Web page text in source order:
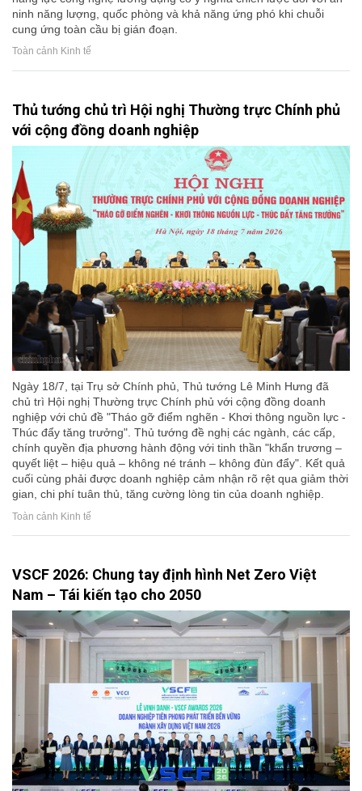
ninh năng lượng, quốc phòng và khả năng ứng phó khi chuỗi
cung ứng toàn cầu bị gián đoạn.
Toàn cảnh Kinh tế
Thủ tướng chủ trì Hội nghị Thường trực Chính phủ
với cộng đồng doanh nghiệp
Ngày 18/7, tại Trụ sở Chính phủ, Thủ tướng Lê Minh Hưng đã
chủ trì Hội nghị Thường trực Chính phủ với cộng đồng doanh
nghiệp với chủ đề "Tháo gỡ điểm nghẽn - Khơi thông nguồn lực -
Thúc đẩy tăng trưởng". Thủ tướng đề nghị các ngành, các cấp,
chính quyền địa phương hành động với tinh thần "khẩn trương –
quyết liệt – hiệu quả – không né tránh – không đùn đẩy". Kết quả
cuối cùng phải được doanh nghiệp cảm nhận rõ rệt qua giảm thời
gian, chi phí tuân thủ, tăng cường lòng tin của doanh nghiệp.
Toàn cảnh Kinh tế
VSCF 2026: Chung tay định hình Net Zero Việt
Nam – Tái kiến tạo cho 2050